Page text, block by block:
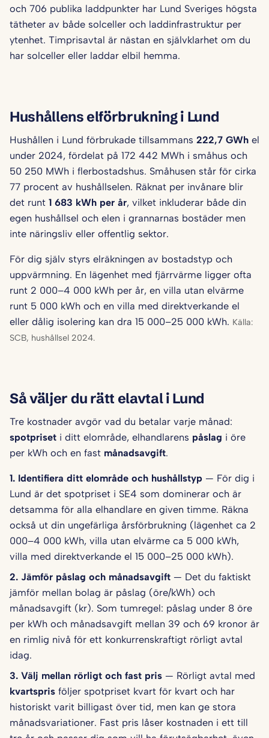
och 706 publika laddpunkter har Lund Sveriges högsta
tätheter av både solceller och laddinfrastruktur per
ytenhet. Timprisavtal är nästan en självklarhet om du
har solceller eller laddar elbil hemma.
Hushållens elförbrukning i Lund
Hushållen i Lund förbrukade tillsammans 222,7 GWh el
under 2024, fördelat på 172 442 MWh i småhus och
50 250 MWh i flerbostadshus. Småhusen står för cirka
77 procent av hushållselen. Räknat per invånare blir
det runt 1 683 kWh per år, vilket inkluderar både din
egen hushållsel och elen i grannarnas bostäder men
inte näringsliv eller offentlig sektor.
För dig själv styrs elräkningen av bostadstyp och
uppvärmning. En lägenhet med fjärrvärme ligger ofta
runt 2 000–4 000 kWh per år, en villa utan elvärme
runt 5 000 kWh och en villa med direktverkande el
eller dålig isolering kan dra 15 000–25 000 kWh. Källa:
SCB, hushållsel 2024.
Så väljer du rätt elavtal i Lund
Tre kostnader avgör vad du betalar varje månad:
spotpriset i ditt elområde, elhandlarens påslag i öre
per kWh och en fast månadsavgift.
1. Identifiera ditt elområde och hushålls­typ — För dig i
Lund är det spotpriset i SE4 som dominerar och är
detsamma för alla elhandlare en given timme. Räkna
också ut din ungefärliga årsförbrukning (lägenhet ca 2
000–4 000 kWh, villa utan elvärme ca 5 000 kWh,
villa med direktverkande el 15 000–25 000 kWh).
2. Jämför påslag och månadsavgift — Det du faktiskt
jämför mellan bolag är påslag (öre/kWh) och
månadsavgift (kr). Som tumregel: påslag under 8 öre
per kWh och månadsavgift mellan 39 och 69 kronor är
en rimlig nivå för ett konkurrenskraftigt rörligt avtal
idag.
3. Välj mellan rörligt och fast pris — Rörligt avtal med
kvartspris följer spotpriset kvart för kvart och har
historiskt varit billigast över tid, men kan ge stora
månadsvariationer. Fast pris låser kostnaden i ett till